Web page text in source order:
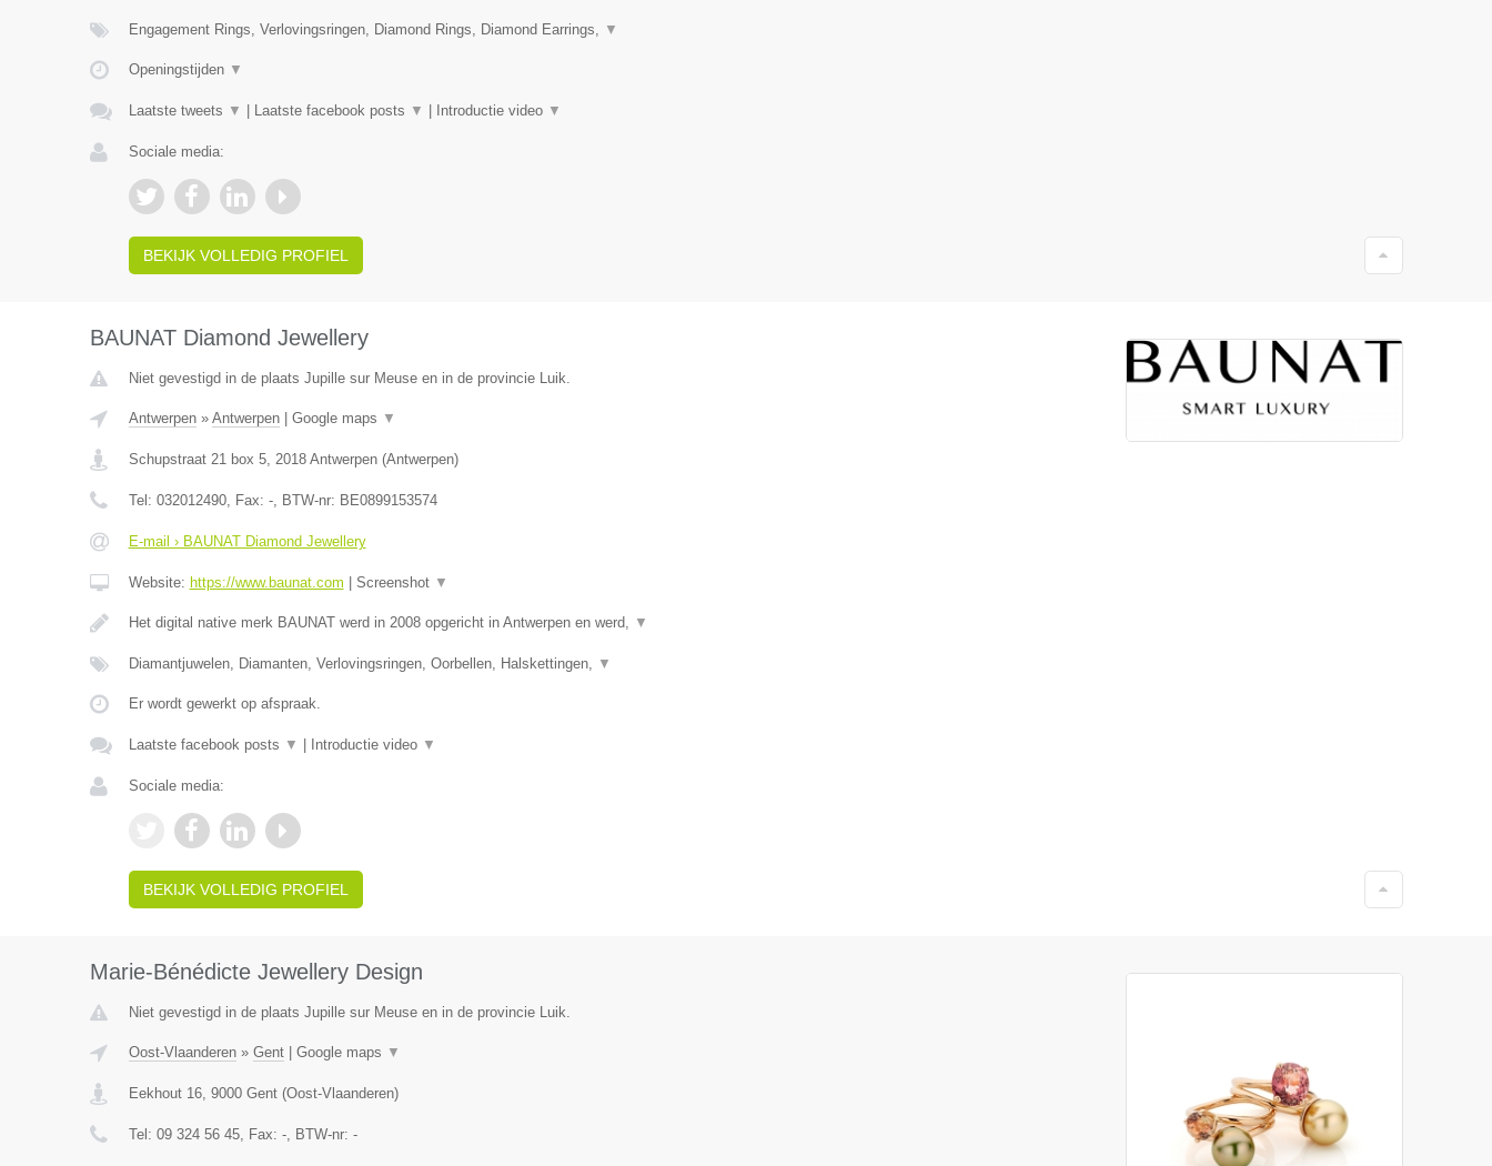
Engagement Rings, Verlovingsringen, Diamond Rings, Diamond Earrings, ▼
Openingstijden ▼
Laatste tweets ▼ Laatste facebook posts ▼ Introductie video ▼
Sociale media:
BEKIJK VOLLEDIG PROFIEL
BAUNAT Diamond Jewellery
Niet gevestigd in de plaats Jupille sur Meuse en in de provincie Luik.
Antwerpen» Antwerpen| Google maps ▼
Schupstraat 21 box 5, 2018 Antwerpen(Antwerpen)
Tel: 032012490, Fax: -, BTW-nr: BE0899153574
E-mail › BAUNAT Diamond Jewellery
Website: https://www.baunat.com Screenshot ▼
Het digital native merk BAUNAT werd in 2008 opgericht in Antwerpen en werd, ▼
Diamantjuwelen, Diamanten, Verlovingsringen, Oorbellen, Halskettingen, ▼
Er wordt gewerkt op afspraak.
Laatste facebook posts ▼ Introductie video ▼
Sociale media:
BEKIJK VOLLEDIG PROFIEL
Marie-Bénédicte Jewellery Design
Niet gevestigd in de plaats Jupille sur Meuse en in de provincie Luik.
Oost-Vlaanderen» Gent| Google maps ▼
Eekhout 16, 9000 Gent(Oost-Vlaanderen)
Tel: 09 324 56 45, Fax: -, BTW-nr: -